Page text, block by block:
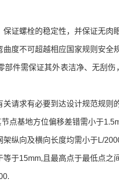
证螺栓的稳定性，并保证无肉
度不可超越相应国家规则安全
件需保证其外表洁净、无刮伤
请求有必要到达设计规范规则
点基地方位偏移差错需小于
纵向及横向长度均需小于L/
于15mm,且最高点于最低点之